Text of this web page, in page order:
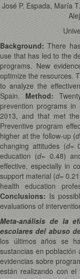
José P. Espada, María
Background: There
use that has led to the
programs. New
optimize the resources.
to analyze the
Spain.Method:
prevention programs in
2013, and that met
Preventive program
higher at the follow-up (d
changing attitudes (d=
education (d= 0.48)
effective, especially in
support material (d=
health education
Conclusions: Is
evaluations of
Meta-análisis de la
escolares del abuso
los últimos años se
sustancias en población
evidencias sobre
están realizando con